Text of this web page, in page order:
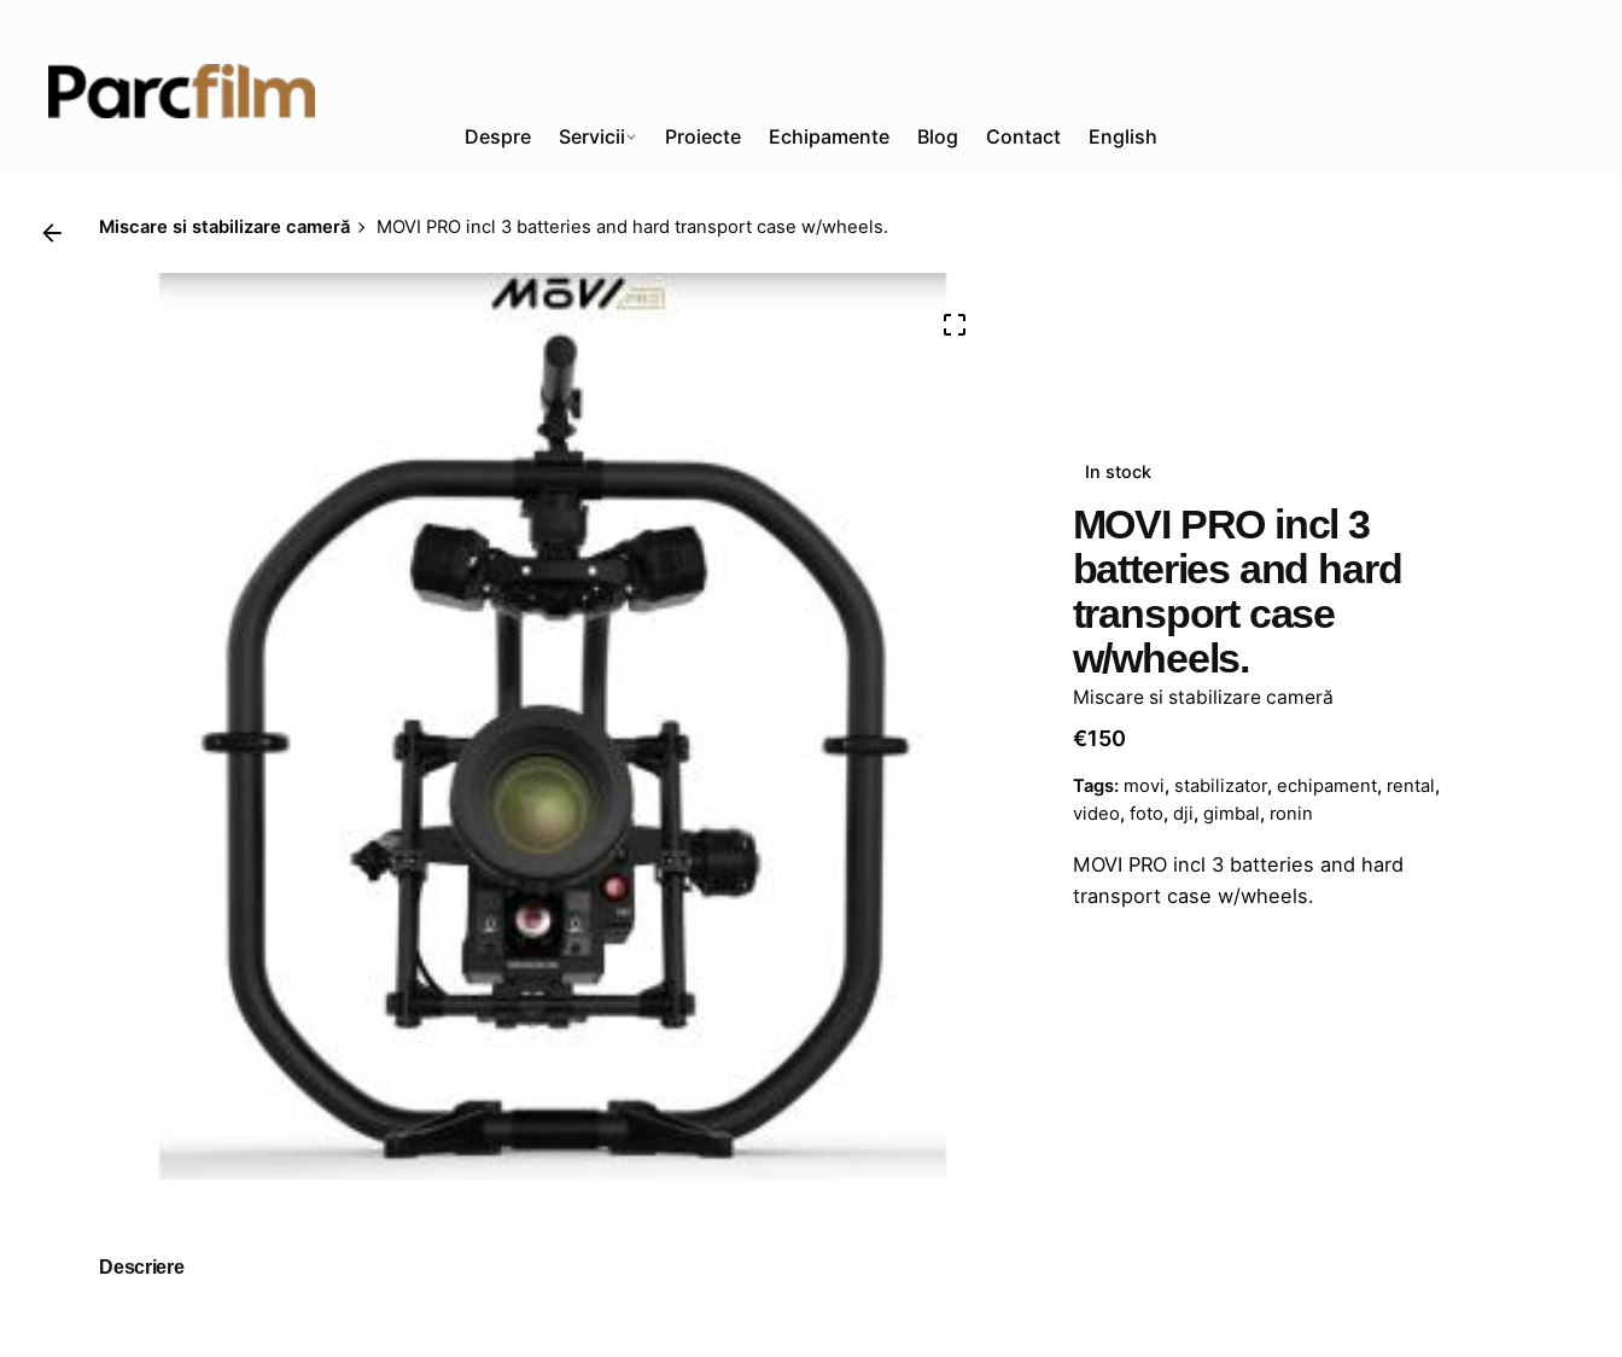
content
Despre Servicii Proiecte Echipamente Blog Contact English
Miscare si stabilizare cameră MOVI PRO incl 3 batteries and hard transport case w/wheels.
In stock
MOVI PRO incl 3
batteries and hard
transport case
w/wheels.
Miscare si stabilizare cameră
€150
Tags: movi, stabilizator, echipament, rental,
video, foto, dji, gimbal, ronin
MOVI PRO incl 3 batteries and hard
transport case w/wheels.
Descriere